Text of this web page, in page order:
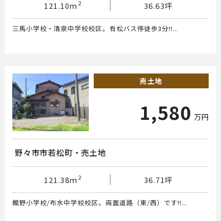
121.10ｍ 2 36.63坪
三馬小学校・清泉中学校校区。有松バス停徒歩3分!!...
売土地
1,580 万円
野々市市若松町・売土地
121.38ｍ 2 36.71坪
館野小学校/布水中学校校区。両面道路（東/西）です!!...